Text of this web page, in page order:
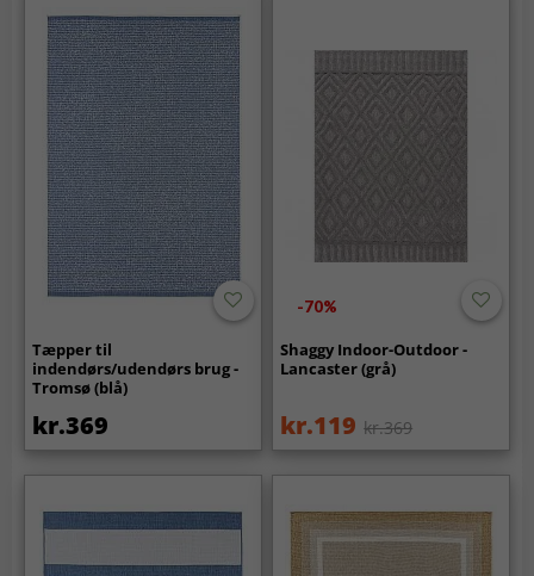
Tæpper til
indendørs/udendørs brug -
Tromsø (blå)
kr.369
-70%
Shaggy Indoor-Outdoor -
Lancaster (grå)
kr.119 kr.369